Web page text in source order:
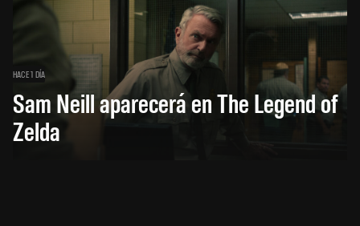
HACE 1 DÍA
Sam Neill aparecerá en The Legend of
Zelda